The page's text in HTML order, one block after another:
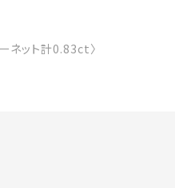
ネット計0.83ct〉